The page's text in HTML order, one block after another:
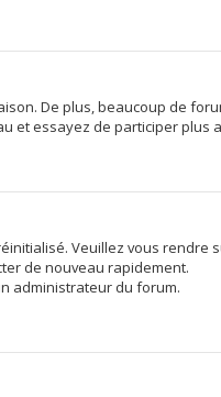
De plus, beaucoup de
et essayez de participer plus
Veuillez vous rendre
de nouveau rapidement.
administrateur du forum.